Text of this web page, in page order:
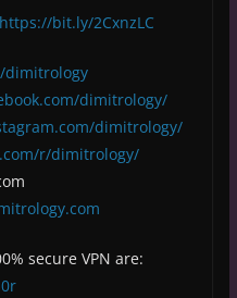
https://bit.ly/2CxnzLC
dimitrology/
dimitrology/
r/dimitrology/
secure VPN are: